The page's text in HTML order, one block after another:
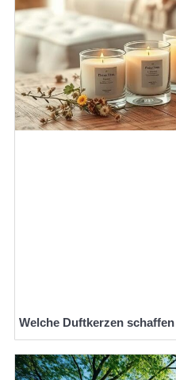
Welche Duftkerzen